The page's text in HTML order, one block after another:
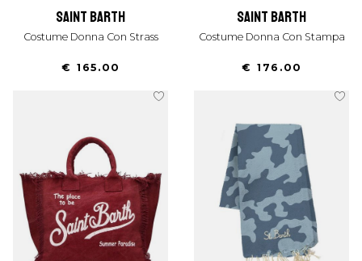
saint barth
Costume Donna Con Strass
€ 165.00
saint barth
Costume Donna Con Stampa
€ 176.00